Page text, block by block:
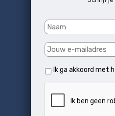
Ik ga akkoord met